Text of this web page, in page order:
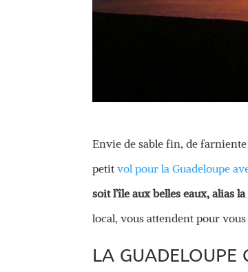
Envie de sable fin, de
petitvol pour la Guadeloupe
soit l’île aux belles eaux, alias
local, vous attendent pour vous
LA GUADELOUPE